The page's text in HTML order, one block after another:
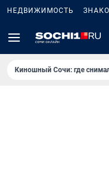
НЕДВИЖИМОСТЬ
Киношный Сочи: где